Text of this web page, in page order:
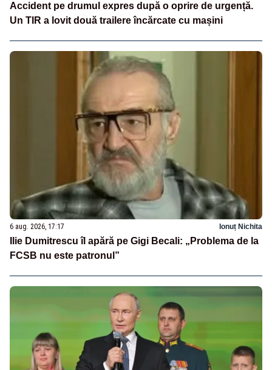
Accident pe drumul expres după o oprire de urgență.
Un TIR a lovit două trailere încărcate cu mașini
6 aug. 2026, 17:17 Ionuț Nichita
Ilie Dumitrescu îl apără pe Gigi Becali: „Problema de la
FCSB nu este patronul”